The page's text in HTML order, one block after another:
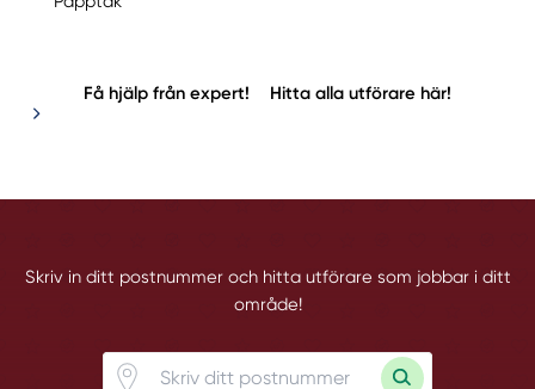
Få hjälp från expert! Hitta alla utförare här!
Skriv in ditt postnummer och hitta utförare som jobbar i ditt
område!